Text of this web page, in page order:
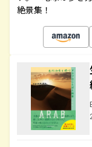
絶景集！